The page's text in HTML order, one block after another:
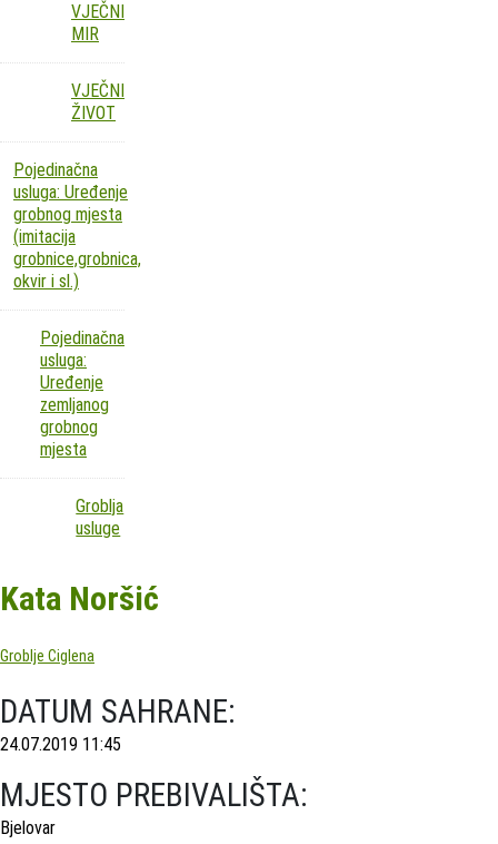
VJEČNI
MIR
VJEČNI
ŽIVOT
Pojedinačna
usluga: Uređenje
grobnog mjesta
(imitacija
grobnice,grobnica,
okvir i sl.)
Pojedinačna
usluga:
Uređenje
zemljanog
grobnog
mjesta
Groblja
usluge
Kata Noršić
Groblje Ciglena
DATUM SAHRANE:
24.07.2019 11:45
MJESTO PREBIVALIŠTA:
Bjelovar